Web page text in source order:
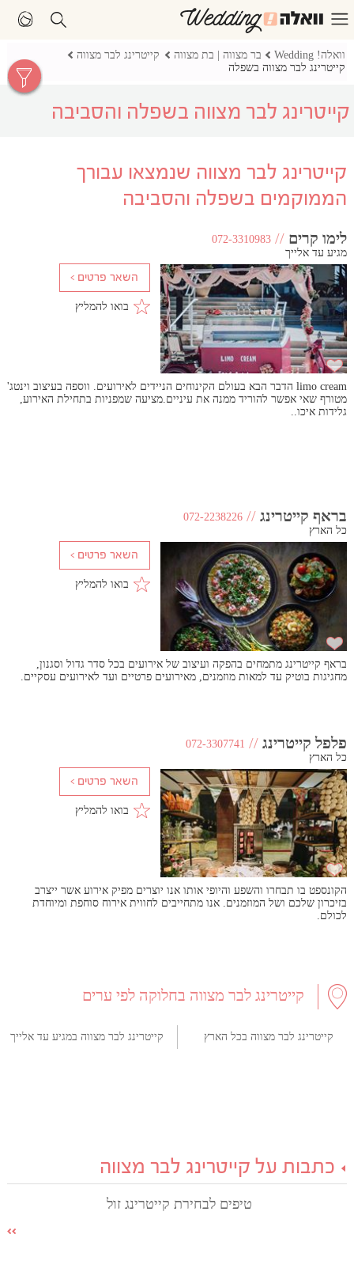
וואלה! Wedding בר מצווה | בת מצווה
קייטרינג לבר מצווה
קייטרינג לבר מצווה בשפלה
קייטרינג לבר מצווה בשפלה והסביבה
קייטרינג לבר מצווה שנמצאו עבורך
הממוקמים בשפלה והסביבה
לימו קרים //
072-3310983
מגיע עד אלייך
בואו להמליץ
limo cream הדבר הבא בעולם הקינוחים הניידים לאירועים. ווספה בעיצוב וינטג'
מטורף שאי אפשר להוריד ממנה את עיניים.מציעה שמפניות בתחילת האירוע,
גלידות איכו..
בראף קייטרינג //
072-2238226
כל הארץ
בואו להמליץ
בראף קייטרינג מתמחים בהפקה ועיצוב של אירועים בכל סדר גדול וסגנון,
מחגיגות בוטיק עד למאות מוזמנים, מאירועים פרטיים ועד לאירועים עסקיים.
פלפל קייטרינג //
072-3307741
כל הארץ
בואו להמליץ
הקונספט בו תבחרו והשפע והיופי אותו אנו יוצרים מפיק אירוע אשר ייצרב
בזיכרון שלכם ושל המוזמנים. אנו מתחייבים לחווית אירוח סוחפת ומיוחדת
לכולם.
קייטרינג לבר מצווה בחלוקה לפי ערים
קייטרינג לבר מצווה בכל הארץ קייטרינג לבר מצווה במגיע עד אלייך
כתבות על קייטרינג לבר מצווה
טיפים לבחירת קייטרינג זול